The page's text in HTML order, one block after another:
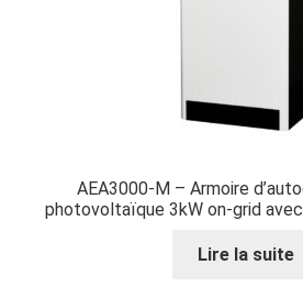
AEA3000-M – Armoire
photovoltaïque 3kW on-grid
Lire la suite